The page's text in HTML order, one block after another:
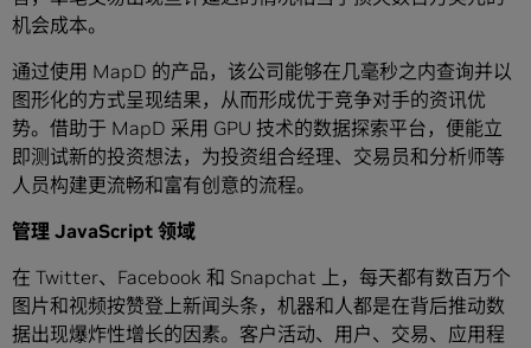
机会成本。
通过使用 MapD 的产品，该公司能够在几毫秒之内查询并以
图形化的方式呈现结果，从而形成优于竞争对手的资讯优
势。借助于 MapD 采用 GPU 技术的数据探索平台，便能立
即测试新的投资想法，为投资组合经理、交易员和分析师等
人员构建更流畅和富有创意的流程。
管理 JavaScript 领域
在 Twitter、Facebook 和 Snapchat 上，每天都有数百万个
图片和视频按赞登上新闻头条，机器和人都是在背后推动数
据出现爆炸性增长的因素。客户活动、用户、交易、应用程